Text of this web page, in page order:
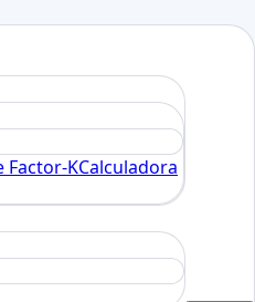
Factor-KCalculadora